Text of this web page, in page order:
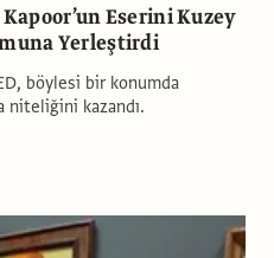
Eserini Kuzey
Yerleştirdi
böylesi bir konumda
kazandı.